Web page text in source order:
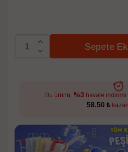
Sepete
Bu ürünü, %3 havale indirimi
58.50 ₺